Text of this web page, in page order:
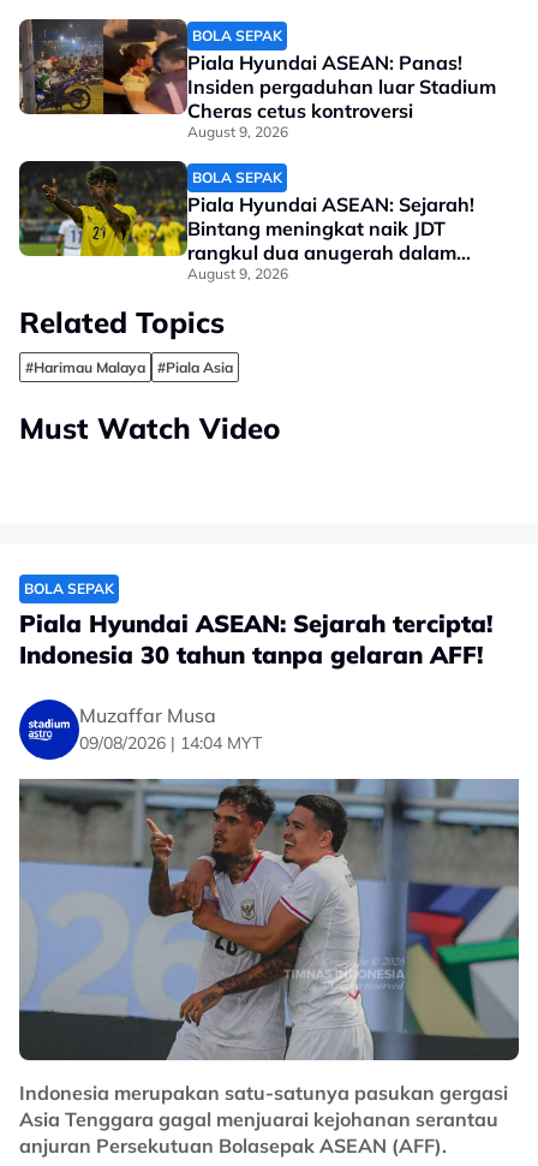
BOLA SEPAK
Piala Hyundai ASEAN: Panas!
Insiden pergaduhan luar Stadium
Cheras cetus kontroversi
August 9, 2026
BOLA SEPAK
Piala Hyundai ASEAN: Sejarah!
Bintang meningkat naik JDT
rangkul dua anugerah dalam
masa 12 hari
August 9, 2026
Related Topics
#Harimau Malaya #Piala Asia
Must Watch Video
BOLA SEPAK
Piala Hyundai ASEAN: Sejarah tercipta!
Indonesia 30 tahun tanpa gelaran AFF!
Muzaffar Musa
09/08/2026 | 14:04 MYT
Indonesia merupakan satu-satunya pasukan gergasi
Asia Tenggara gagal menjuarai kejohanan serantau
anjuran Persekutuan Bolasepak ASEAN (AFF).